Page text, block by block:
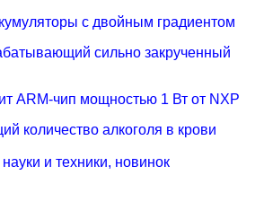
с двойным градиентом
сильно закрученный
ARM-чип мощностью 1 Вт от NXP
количество алкоголя в крови
и техники, новинок